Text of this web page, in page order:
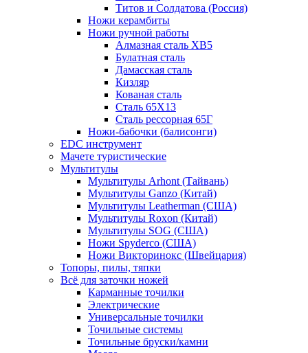
Титов и Солдатова (Россия)
Ножи керамбиты
Ножи ручной работы
Алмазная сталь ХВ5
Булатная сталь
Дамасская сталь
Кизляр
Кованая сталь
Сталь 65Х13
Сталь рессорная 65Г
Ножи-бабочки (балисонги)
EDC инструмент
Мачете туристические
Мультитулы
Мультитулы Arhont (Тайвань)
Мультитулы Ganzo (Китай)
Мультитулы Leatherman (США)
Мультитулы Roxon (Китай)
Мультитулы SOG (США)
Ножи Spyderco (США)
Ножи Викторинокс (Швейцария)
Топоры, пилы, тяпки
Всё для заточки ножей
Карманные точилки
Электрические
Универсальные точилки
Точильные системы
Точильные бруски/камни